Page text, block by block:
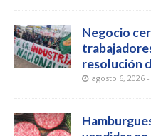
Negocio
resolución
agosto 6, 2026